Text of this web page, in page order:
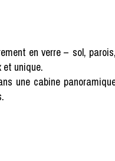
en verre – sol,
et unique.
une cabine